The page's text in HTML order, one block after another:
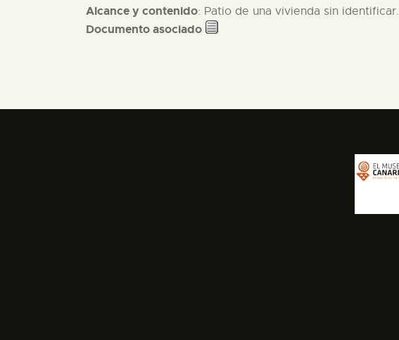
Alcance y contenido: Patio de una vivienda sin identificar.
Documento asociado